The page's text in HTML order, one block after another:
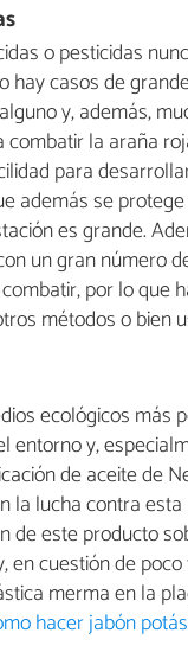
o pesticidas
hay casos de
y, además,
la araña
para
además se
es grande.
un gran número
por lo que
métodos o bien
ecológicos más
entorno y,
de aceite de
la lucha contra esta
de este producto
en cuestión de
merma en la
hacer jabón